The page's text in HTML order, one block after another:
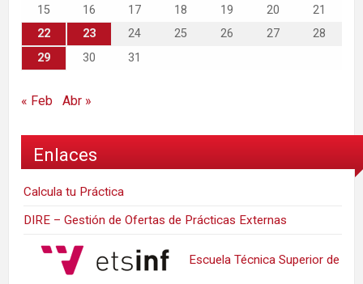
15
16 17 18 19 20
21
22
23 24 25 26 27
28
29
30 31
« Feb Abr »
Enlaces
Calcula tu Práctica
DIRE – Gestión de Ofertas de Prácticas Externas
Escuela Técnica Superior de